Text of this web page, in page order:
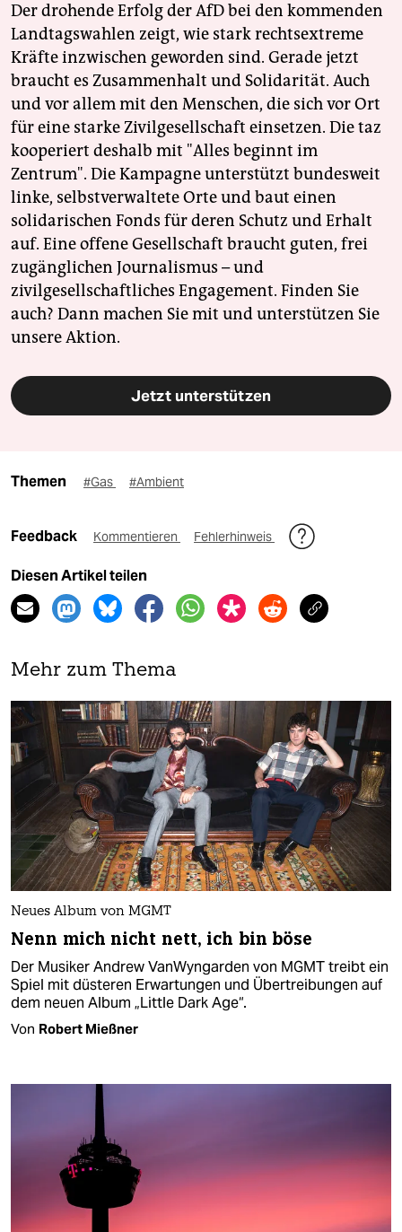
Der drohende Erfolg der AfD bei den kommenden
Landtagswahlen zeigt, wie stark rechtsextreme
Kräfte inzwischen geworden sind. Gerade jetzt
braucht es Zusammenhalt und Solidarität. Auch
und vor allem mit den Menschen, die sich vor Ort
für eine starke Zivilgesellschaft einsetzen. Die taz
kooperiert deshalb mit "Alles beginnt im
Zentrum". Die Kampagne unterstützt bundesweit
linke, selbstverwaltete Orte und baut einen
solidarischen Fonds für deren Schutz und Erhalt
auf. Eine offene Gesellschaft braucht guten, frei
zugänglichen Journalismus – und
zivilgesellschaftliches Engagement. Finden Sie
auch? Dann machen Sie mit und unterstützen Sie
unsere Aktion.
Jetzt unterstützen
Themen #Gas #Ambient
Feedback Kommentieren Fehlerhinweis
Diesen Artikel teilen
Mehr zum Thema
Neues Album von MGMT
Nenn mich nicht nett, ich bin böse
Der Musiker Andrew VanWyngarden von MGMT treibt ein
Spiel mit düsteren Erwartungen und Übertreibungen auf
dem neuen Album „Little Dark Age“.
Von Robert Mießner